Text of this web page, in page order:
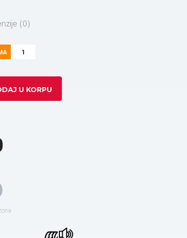
(0)
1